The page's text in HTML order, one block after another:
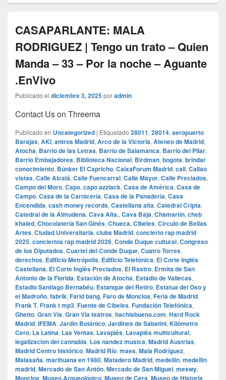
CASAPARLANTE: MALA
RODRIGUEZ | Tengo un trato – Quien
Manda – 33 – Por la noche – Aguante
.EnVivo
Publicado el diciembre 3, 2025poradmin
Contact Us on Threema
Publicado en Uncategorized | Etiquetado 28011, 28014, aeropuerto
Barajas, AKI, antros Madrid, Arco de la Victoria, Ateneo de Madrid,
Atocha, Barrio de las Letras, Barrio de Salamanca, Barrio del Pilar,
Barrio Embajadores, Biblioteca Nacional, Birdman, bogota, brindar
conocimiento, Búnker El Capricho, CaixaForum Madrid, cali, Callao
vistas, Calle Alcalá, Calle Fuencarral, Calle Mayor, Calle Preciados,
Campo del Moro, Capo, capo azzlack, Casa de América, Casa de
Campo, Casa de la Carnicería, Casa de la Panadería, Casa
Encendida, cash money records, Castellana alta, Catedral Cripta,
Catedral de la Almudena, Cava Alta., Cava Baja, Chamartín, cheb
khaled, Chocolatería San Ginés, Chueca, Cibeles, Círculo de Bellas
Artes, Ciudad Universitaria, clubs Madrid, concierto rap madrid
2025, conciertos rap madrid 2026, Conde Duque cultural, Congreso
de los Diputados, Cuartel del Conde Duque, Cuatro Torres,
derechos, Edificio Metrópolis, Edificio Telefónica, El Corte Inglés
Castellana, El Corte Inglés Preciados, El Rastro, Ermita de San
Antonio de la Florida, Estación de Atocha, Estadio de Vallecas,
Estadio Santiago Bernabéu, Estanque del Retiro, Estatua del Oso y
el Madroño, fabrik, Farid bang, Faro de Moncloa, Feria de Madrid,
Frank T, Frank t mp3, Fuente de Cibeles, Fundación Telefónica,
Ghetto, Gran Vía, Gran Vía teatros, hachisbueno.com, Hard Rock
Madrid, IFEMA, Jardín Botánico, Jardines de Sabatini, Kilómetro
Cero, La Latina, Las Ventas, Lavapiés, Lavapiés multicultural,
legalizacion del cannabis, Los nandez musica, Madrid Austrias,
Madrid Centro histórico, Madrid Río, maes, Mala Rodríguez,
Malasaña, marihuana en 1980, Matadero Madrid, medellin, medellin
madrid, Mercado de San Antón, Mercado de San Miguel, meswy,
Moncloa, Museo Arqueológico, Museo de Cera, Museo de Historia